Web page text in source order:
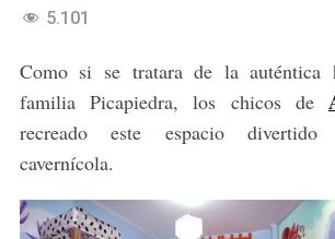
5.101
Como si se tratara de la auténtica
familia Picapiedra, los chicos de
recreado este espacio
cavernícola.